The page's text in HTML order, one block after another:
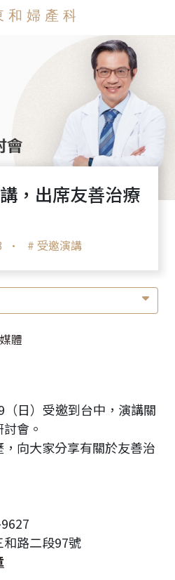
，出席友善治療
• # 受邀演講
體
日）受邀到台中，演講關
會。
向大家分享有關於友善治
路二段97號